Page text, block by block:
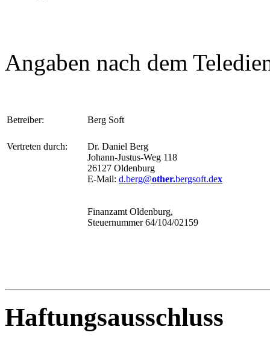
Angaben nach dem
Betreiber: Berg Soft
Vertreten durch:
Dr. Daniel Berg
Johann-Justus-Weg 118
26127 Oldenburg
E-Mail: d.berg@other.bergsoft.dex
Finanzamt Oldenburg,
Steuernummer 64/104/02159
Haftungsausschluss